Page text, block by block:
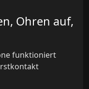
Ohren auf,
funktioniert